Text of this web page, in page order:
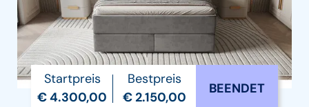
Startpreis
€ 4.300,00
Bestpreis
€ 2.150,00
BEENDET